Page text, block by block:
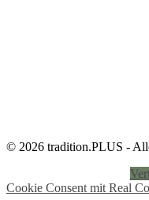
© 2026 tradition.PLUS -
Cookie Consent mit Real